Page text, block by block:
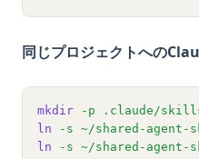
同じプロジェクトへの
mkdir -p
.claude/
ln
-s ~/shared-
ln
-s ~/shared-